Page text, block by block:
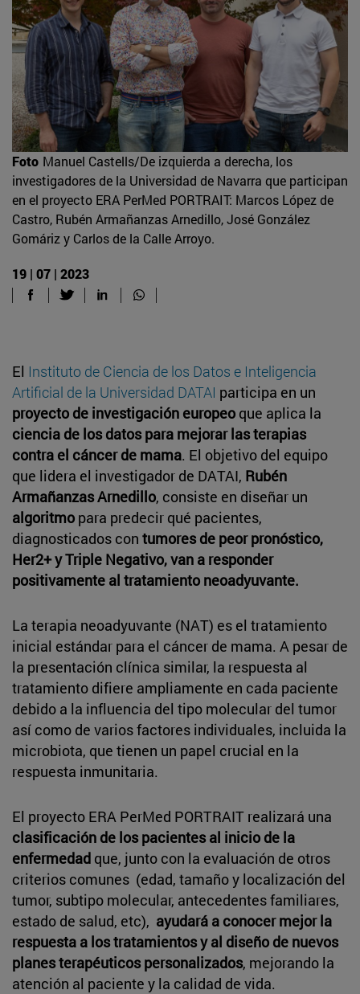
Foto Manuel Castells/De izquierda a derecha, los
investigadores de la Universidad de Navarra que participan
en el proyecto ERA PerMed PORTRAIT: Marcos López de
Castro, Rubén Armañanzas Arnedillo, José González
Gomáriz y Carlos de la Calle Arroyo.
19 | 07 | 2023
El Instituto de Ciencia de los Datos e Inteligencia
Artificial de la Universidad DATAI participa en un
proyecto de investigación europeo que aplica la
ciencia de los datos para mejorar las terapias
contra el cáncer de mama. El objetivo del equipo
que lidera el investigador de DATAI, Rubén
Armañanzas Arnedillo, consiste en diseñar un
algoritmo para predecir qué pacientes,
diagnosticados con tumores de peor pronóstico,
Her2+ y Triple Negativo, van a responder
positivamente al tratamiento neoadyuvante.
La terapia neoadyuvante (NAT) es el tratamiento
inicial estándar para el cáncer de mama. A pesar de
la presentación clínica similar, la respuesta al
tratamiento difiere ampliamente en cada paciente
debido a la influencia del tipo molecular del tumor
así como de varios factores individuales, incluida la
microbiota, que tienen un papel crucial en la
respuesta inmunitaria.
El proyecto ERA PerMed PORTRAIT realizará una
clasificación de los pacientes al inicio de la
enfermedad que, junto con la evaluación de otros
criterios comunes (edad, tamaño y localización del
tumor, subtipo molecular, antecedentes familiares,
estado de salud, etc), ayudará a conocer mejor la
respuesta a los tratamientos y al diseño de nuevos
planes terapéuticos personalizados, mejorando la
atención al paciente y la calidad de vida.